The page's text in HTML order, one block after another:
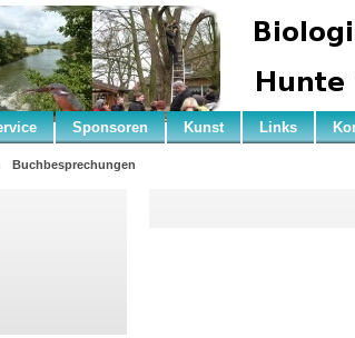
Sponsoren Kunst Links
Buchbesprechungen